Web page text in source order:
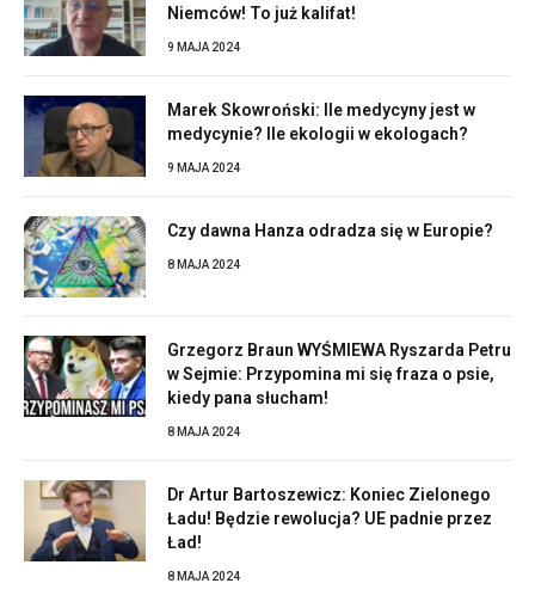
Niemców! To już kalifat!
9 MAJA 2024
Marek Skowroński: Ile medycyny jest w
medycynie? Ile ekologii w ekologach?
9 MAJA 2024
Czy dawna Hanza odradza się w Europie?
8 MAJA 2024
Grzegorz Braun WYŚMIEWA Ryszarda Petru
w Sejmie: Przypomina mi się fraza o psie,
kiedy pana słucham!
8 MAJA 2024
Dr Artur Bartoszewicz: Koniec Zielonego
Ładu! Będzie rewolucja? UE padnie przez
Ład!
8 MAJA 2024